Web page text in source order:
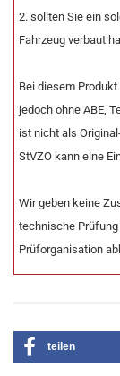
2. sollten Sie ein
Fahrzeug verbaut
Bei diesem
jedoch ohne ABE,
ist nicht als
StVZO kann eine
Wir geben keine
technische
Prüforganisation
teilen